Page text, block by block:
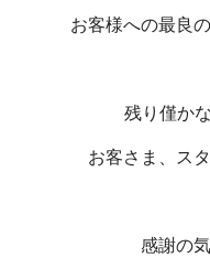
お客様への最良
残り僅か
お客さま、ス
感謝の